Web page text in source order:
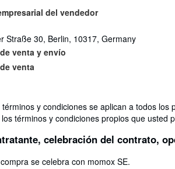
del vendedor
Straße 30, Berlin, 10317, Germany
venta y envío
venta
y condiciones se aplican a todos
términos y condiciones propios que usted
celebración del contrato,
se celebra con momox SE.